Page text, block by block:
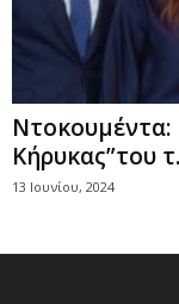
Κήρυκας”του
13 Ιουνίου, 2024